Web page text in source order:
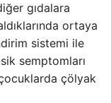
gıdalara
ortaya
sistemi ile
semptomları
çölyak